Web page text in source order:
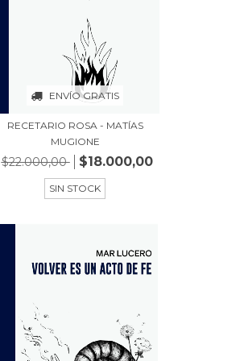
ENVÍO GRATIS
RECETARIO ROSA - MATÍAS
MUGIONE
$22.000,00 $18.000,00
SIN STOCK